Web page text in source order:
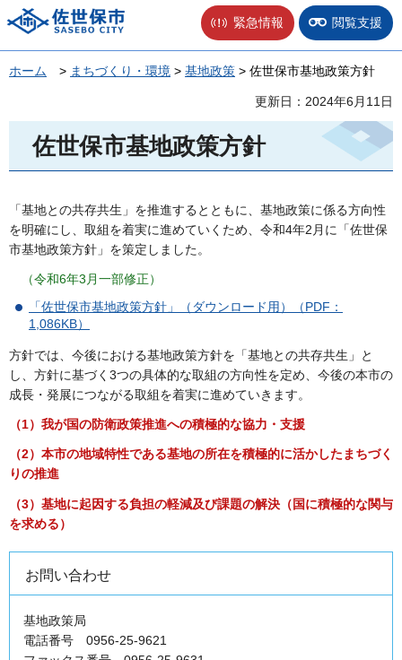
佐世保市 緊急情報 閲覧支援
ホーム > まちづくり・環境 > 基地政策 > 佐世保市基地政策方針
更新日：2024年6月11日
佐世保市基地政策方針
「基地との共存共生」を推進するとともに、基地政策に係る方向性
を明確にし、取組を着実に進めていくため、令和4年2月に「佐世保
市基地政策方針」を策定しました。
（令和6年3月一部修正）
「佐世保市基地政策方針」（ダウンロード用）（PDF：
1,086KB）
方針では、今後における基地政策方針を「基地との共存共生」と
し、方針に基づく3つの具体的な取組の方向性を定め、今後の本市の
成長・発展につながる取組を着実に進めていきます。
（1）我が国の防衛政策推進への積極的な協力・支援
（2）本市の地域特性である基地の所在を積極的に活かしたまちづく
りの推進
（3）基地に起因する負担の軽減及び課題の解決（国に積極的な関与
を求める）
お問い合わせ
基地政策局
電話番号 0956-25-9621